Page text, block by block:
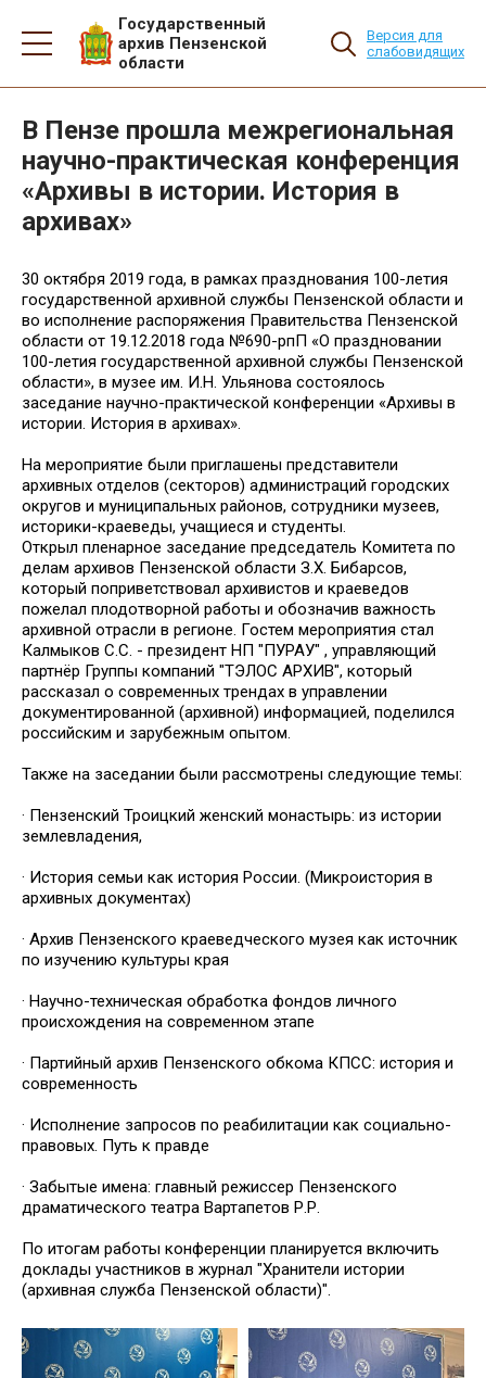
Государственный
архив Пензенской
области
Версия для
слабовидящих
В Пензе прошла межрегиональная
научно-практическая конференция
«Архивы в истории. История в
архивах»
30 октября 2019 года, в рамках празднования 100-летия
государственной архивной службы Пензенской области и
во исполнение распоряжения Правительства Пензенской
области от 19.12.2018 года №690-рпП «О праздновании
100-летия государственной архивной службы Пензенской
области», в музее им. И.Н. Ульянова состоялось
заседание научно-практической конференции «Архивы в
истории. История в архивах».
На мероприятие были приглашены пр­едставители
архивных отделов (секторов) администраций городс­ких
округов и муници­пальных районов, сотрудники музеев,
историки-краеведы, учащиеся и студенты.
Открыл пленарное заседание председатель Комитета по
делам архивов Пензенской области З.Х. Бибарсов,
который поприветствовал архивистов и краеведов
пожелал плодотворной работы и обозначив важность
архивной отрасли в регионе. Гостем мероприятия стал
Калмыков С.С. - президент НП "ПУРАУ" , управляющий
партнёр Группы компаний "ТЭЛОС АРХИВ", который
рассказал о современных трендах в управлении
документированной (архивной) информацией, поделился
российским и зарубежным опытом.
Также на заседании были рассмотрены следующие темы:
· Пензенский Троицкий женский монастырь: из истории
землевладения,
· История семьи как история России. (Микроистория в
архивных документах)
· Архив Пензенского краеведческого музея как источник
по изучению культуры края
· Научно-техническая обработка фондов личного
происхождения на современном этапе
· Партийный архив Пензенского обкома КПСС: история и
современность
· Исполнение запросов по реабилитации как социально-
правовых. Путь к правде
· Забытые имена: главный режиссер Пензенского
драматического театра Вартапетов Р.Р.
По итогам работы конференции планируется включить
доклады участников в журнал "Хранители истории
(архивная служба Пензенской области)".